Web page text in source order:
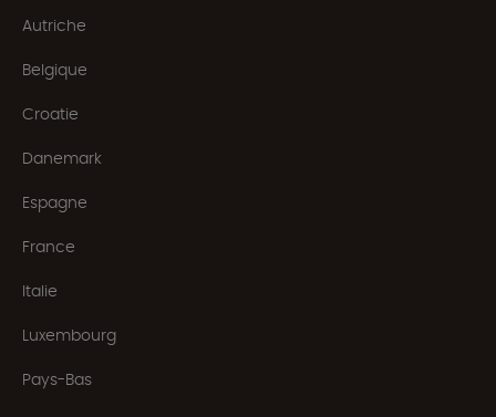
Autriche
Belgique
Croatie
Danemark
Espagne
France
Italie
Luxembourg
Pays-Bas